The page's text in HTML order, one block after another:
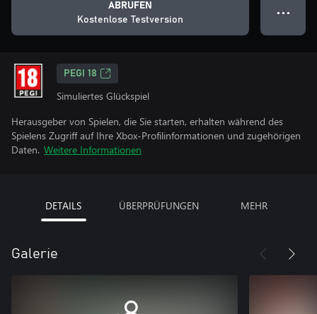
ABRUFEN
Kostenlose Testversion
● ● ●
PEGI 18
Simuliertes Glückspiel
Herausgeber von Spielen, die Sie starten, erhalten während des
Spielens Zugriff auf Ihre Xbox-Profilinformationen und zugehörigen
Daten. Weitere Informationen
DETAILS ÜBERPRÜFUNGEN MEHR
Galerie